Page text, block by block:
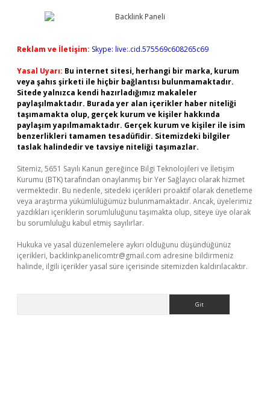
Reklam ve İletişim: Skype: live:.cid.575569c608265c69
Yasal Uyarı: Bu internet sitesi, herhangi bir marka, kurum
veya şahıs şirketi ile hiçbir bağlantısı bulunmamaktadır.
Sitede yalnızca kendi hazırladığımız makaleler
paylaşılmaktadır. Burada yer alan içerikler haber niteliği
taşımamakta olup, gerçek kurum ve kişiler hakkında
paylaşım yapılmamaktadır. Gerçek kurum ve kişiler ile isim
benzerlikleri tamamen tesadüfidir. Sitemizdeki bilgiler
taslak halindedir ve tavsiye niteliği taşımazlar.
Sitemiz, 5651 Sayılı Kanun gereğince Bilgi Teknolojileri ve İletişim
Kurumu (BTK) tarafından onaylanmış bir Yer Sağlayıcı olarak hizmet
vermektedir. Bu nedenle, sitedeki içerikleri proaktif olarak denetleme
veya araştırma yükümlülüğümüz bulunmamaktadır. Ancak, üyelerimiz
yazdıkları içeriklerin sorumluluğunu taşımakta olup, siteye üye olarak
bu sorumluluğu kabul etmiş sayılırlar.
Hukuka ve yasal düzenlemelere aykırı olduğunu düşündüğünüz
içerikleri, backlinkpanelicomtr@gmail.com adresine bildirmeniz
halinde, ilgili içerikler yasal süre içerisinde sitemizden kaldırılacaktır.